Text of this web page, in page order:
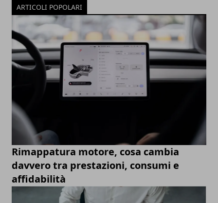
ARTICOLI POPOLARI
Rimappatura motore, cosa cambia
davvero tra prestazioni, consumi e
affidabilità